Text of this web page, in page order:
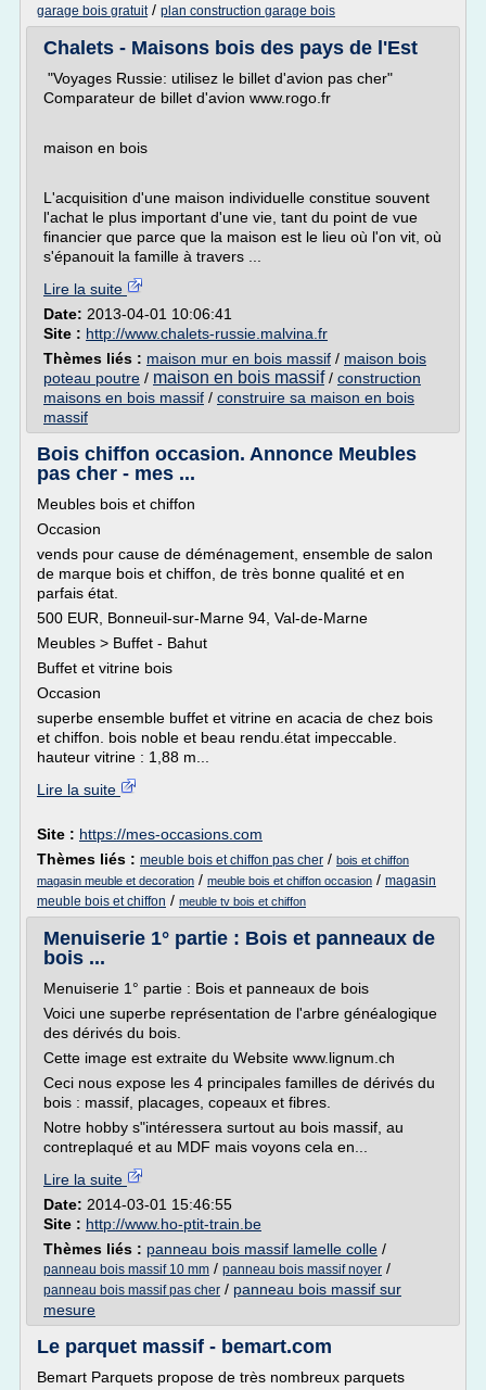
garage bois gratuit/ plan construction garage bois
Chalets - Maisons bois des pays de l'Est
"Voyages Russie: utilisez le billet d'avion pas cher"
Comparateur de billet d'avion www.rogo.fr
maison en bois
L'acquisition d'une maison individuelle constitue souvent
l'achat le plus important d'une vie, tant du point de vue
financier que parce que la maison est le lieu où l'on vit, où
s'épanouit la famille à travers ...
Lire la suite
Date: 2013-04-01 10:06:41
Site : http://www.chalets-russie.malvina.fr
Thèmes liés : maison mur en bois massif / maison bois
poteau poutre / maison en bois massif/ construction
maisons en bois massif / construire sa maison en bois
massif
Bois chiffon occasion. Annonce Meubles
pas cher - mes ...
Meubles bois et chiffon
Occasion
vends pour cause de déménagement, ensemble de salon
de marque bois et chiffon, de très bonne qualité et en
parfais état.
500 EUR, Bonneuil-sur-Marne 94, Val-de-Marne
Meubles > Buffet - Bahut
Buffet et vitrine bois
Occasion
superbe ensemble buffet et vitrine en acacia de chez bois
et chiffon. bois noble et beau rendu.état impeccable.
hauteur vitrine : 1,88 m...
Lire la suite
Site : https://mes-occasions.com
Thèmes liés : meuble bois et chiffon pas cher / bois et chiffon
magasin meuble et decoration / meuble bois et chiffon occasion / magasin
meuble bois et chiffon / meuble tv bois et chiffon
Menuiserie 1° partie : Bois et panneaux de
bois ...
Menuiserie 1° partie : Bois et panneaux de bois
Voici une superbe représentation de l'arbre généalogique
des dérivés du bois.
Cette image est extraite du Website www.lignum.ch
Ceci nous expose les 4 principales familles de dérivés du
bois : massif, placages, copeaux et fibres.
Notre hobby s"intéressera surtout au bois massif, au
contreplaqué et au MDF mais voyons cela en...
Lire la suite
Date: 2014-03-01 15:46:55
Site : http://www.ho-ptit-train.be
Thèmes liés : panneau bois massif lamelle colle /
panneau bois massif 10 mm / panneau bois massif noyer /
panneau bois massif pas cher / panneau bois massif sur
mesure
Le parquet massif - bemart.com
Bemart Parquets propose de très nombreux parquets